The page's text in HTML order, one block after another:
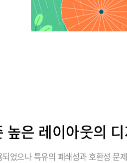
은 레이아웃의
었으나 특유의 폐쇄성과 호환성 문